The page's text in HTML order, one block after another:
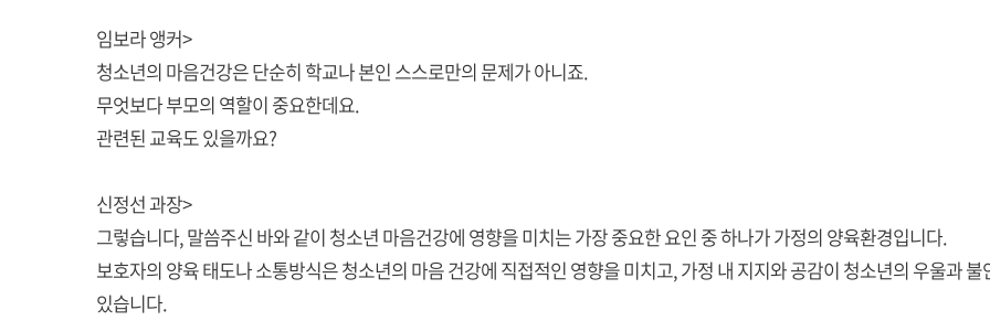
임보라 앵커>
청소년의 마음건강은 단순히 학교나 본인 스스로만의 문제가 아니죠.
무엇보다 부모의 역할이 중요한데요.
관련된 교육도 있을까요?
신정선 과장>
그렇습니다, 말씀주신 바와 같이 청소년 마음건강에 영향을 미치는 가장 중요한 요인 중 하나가 가정의 양육환경입니다.
보호자의 양육 태도나 소통방식은 청소년의 마음 건강에 직접적인 영향을 미치고, 가정 내 지지와 공감이 청소년의 우울과
있습니다.